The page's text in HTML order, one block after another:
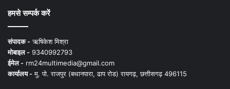
हमसे सम्पर्क करें
संपादक -ऋषिकेश मिश्रा
मोबाइल - 9340992793
ईमेल - rm24multimedia@gmail.com
कार्यालय -मु. पो. राजपुर (बथानपारा, ढाप रोड) रायगढ़, छत्तीसगढ़ 496115